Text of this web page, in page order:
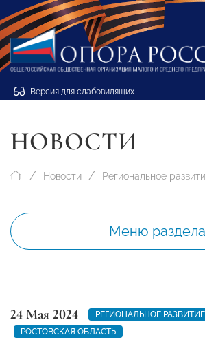
Версия для слабовидящих
НОВОСТИ
Новости Региональное
Меню раздела
24 Мая 2024
РЕГИОНАЛЬНОЕ РАЗВИТИЕ
РОСТОВСКАЯ ОБЛАСТЬ